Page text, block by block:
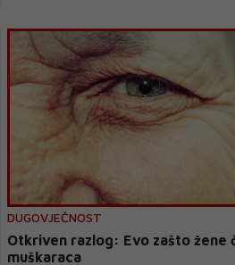
DUGOVJEČNOST
Otkriven razlog: Evo zašto žene
muškaraca